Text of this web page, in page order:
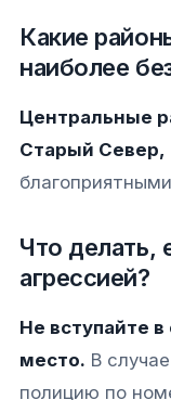
Какие
наиболее
Центральные
Старый Север,
Что делать,
агрессией?
Не вступайте
место. В
полицию по